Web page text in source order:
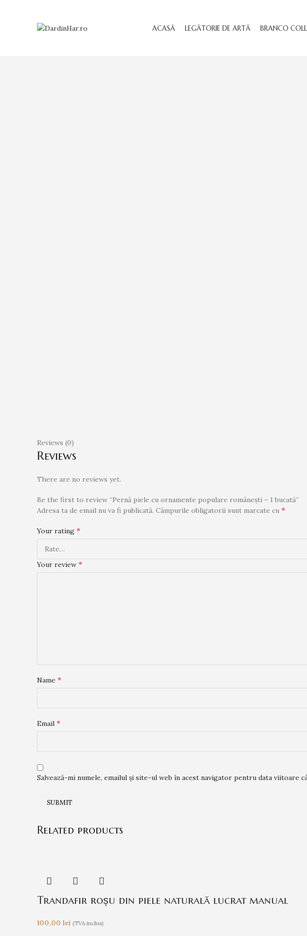
ACASĂ LEGĂTORIE DE ARTĂ BRANCO
Reviews (0)
Reviews
There are no reviews yet.
Be the first to review “Pernă piele cu ornamente populare românești – 1 bucată”
Adresa ta de email nu va fi publicată. Câmpurile obligatorii sunt marcate cu *
Your rating *
Your review *
Name *
Email *
Salvează-mi numele, emailul și site-ul web în acest navigator pentru data viitoare
Related products
Trandafir roșu din piele naturală lucrat manual
100,00 lei (TVA inclus)